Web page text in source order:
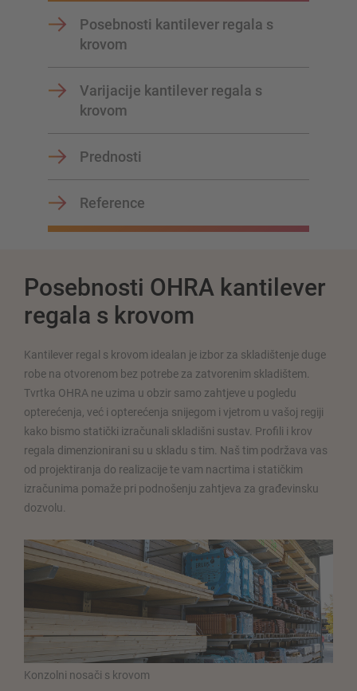
Posebnosti kantilever regala s
krovom
Varijacije kantilever regala s
krovom
Prednosti
Reference
Posebnosti OHRA kantilever
regala s krovom
Kantilever regal s krovom idealan je izbor za skladištenje duge
robe na otvorenom bez potrebe za zatvorenim skladištem.
Tvrtka OHRA ne uzima u obzir samo zahtjeve u pogledu
opterećenja, već i opterećenja snijegom i vjetrom u vašoj regiji
kako bismo statički izračunali skladišni sustav. Profili i krov
regala dimenzionirani su u skladu s tim. Naš tim podržava vas
od projektiranja do realizacije te vam nacrtima i statičkim
izračunima pomaže pri podnošenju zahtjeva za građevinsku
dozvolu.
Konzolni nosači s krovom
Skladišni podesti
Vertikalni sustavi regala
Planirajte svoj sustav polica individualno s našim
konfiguratorima – uključujući izravni upit
Konfiguriraj policu sada